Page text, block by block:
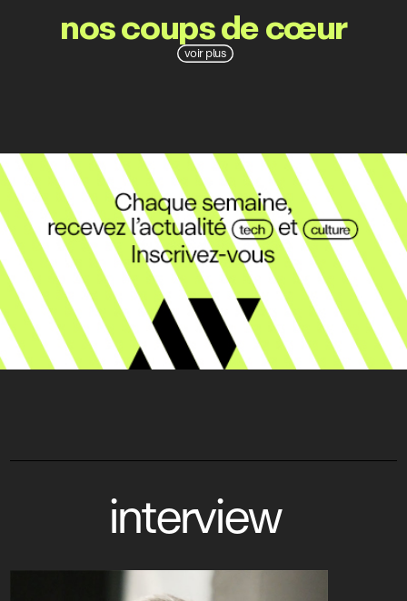
voir plus
nos coups de cœur
interview